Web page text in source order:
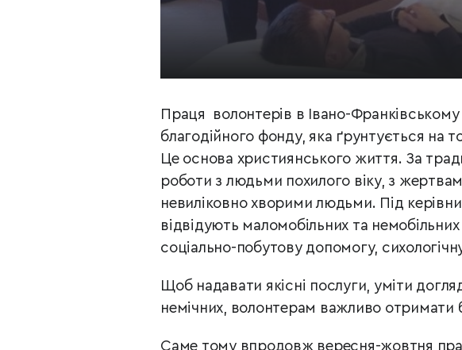
Праця волонтерів в Івано-Франківському
благодійного фонду, яка ґрунтується на
Це основа християнського життя. За
роботи з людьми похилого віку, з
невиліковно хворими людьми. Під
відвідують маломобільних та немобільних
соціально-побутову допомогу,
Щоб надавати якісні послуги, уміти
немічних, волонтерам важливо отримати
Саме тому впродовж вересня-жовтня